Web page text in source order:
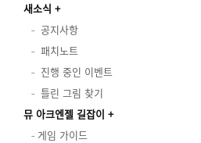
새소식
공지사항
패치노트
진행 중인 이벤트
틀린 그림 찾기
뮤 아크엔젤 길잡이
게임 가이드